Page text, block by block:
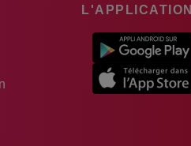
L'APPLICATION